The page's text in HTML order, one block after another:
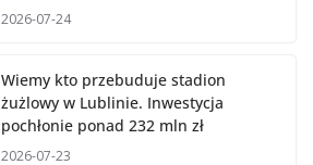
2026-07-24
Wiemy kto przebuduje stadion
żużlowy w Lublinie. Inwestycja
pochłonie ponad 232 mln zł
2026-07-23